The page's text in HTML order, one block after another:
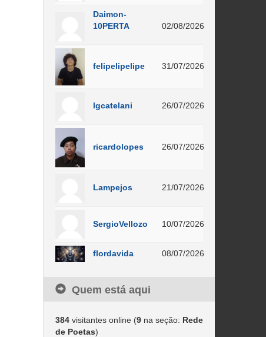
Daimon-
10PERTA
02/08/2026
felipelipelipe 31/07/2026
lgcatelani 26/07/2026
ricardolopes 26/07/2026
Lampejos 21/07/2026
SergioVellozo 10/07/2026
flordavida 08/07/2026
Quem está aqui
384visitantes online (9na seção: Rede
de Poetas)